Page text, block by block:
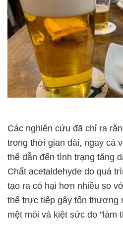
Các nghiên cứu đã chỉ ra
trong thời gian dài, ngay cả
thể dẫn đến tình trạng tăng
Chất acetaldehyde do quá
tạo ra có hại hơn nhiều so
thể trực tiếp gây tổn thương
mệt mỏi và kiệt sức do "làm